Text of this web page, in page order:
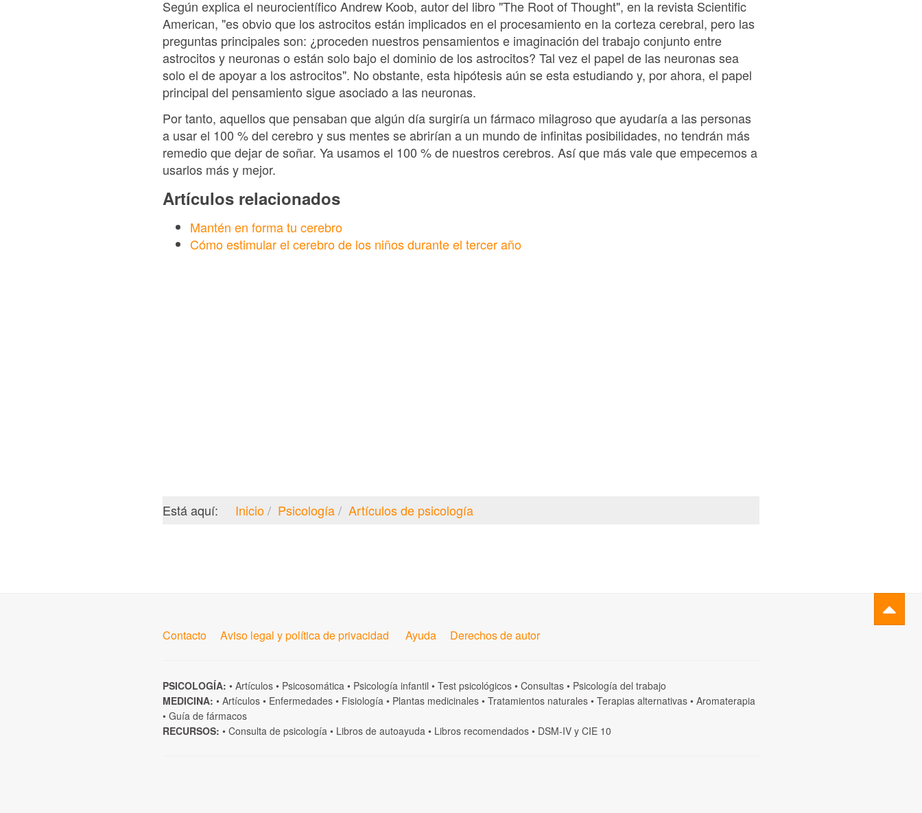
Según explica el neurocientífico Andrew Koob, autor del libro "The Root of Thought", en la revista Scientific
American, "es obvio que los astrocitos están implicados en el procesamiento en la corteza cerebral, pero las
preguntas principales son: ¿proceden nuestros pensamientos e imaginación del trabajo conjunto entre
astrocitos y neuronas o están solo bajo el dominio de los astrocitos? Tal vez el papel de las neuronas sea
solo el de apoyar a los astrocitos". No obstante, esta hipótesis aún se esta estudiando y, por ahora, el papel
principal del pensamiento sigue asociado a las neuronas.
Por tanto, aquellos que pensaban que algún día surgiría un fármaco milagroso que ayudaría a las personas
a usar el 100 % del cerebro y sus mentes se abrirían a un mundo de infinitas posibilidades, no tendrán más
remedio que dejar de soñar. Ya usamos el 100 % de nuestros cerebros. Así que más vale que empecemos a
usarlos más y mejor.
Artículos relacionados
Mantén en forma tu cerebro
Cómo estimular el cerebro de los niños durante el tercer año
Está aquí: Inicio Psicología Artículos de psicología
Contacto Aviso legal y política de privacidad Ayuda Derechos de autor
PSICOLOGÍA: • Artículos • Psicosomática • Psicología infantil • Test psicológicos • Consultas • Psicología del trabajo
MEDICINA: • Artículos • Enfermedades • Fisiología • Plantas medicinales • Tratamientos naturales • Terapias alternativas • Aromaterapia
• Guía de fármacos
RECURSOS: • Consulta de psicología • Libros de autoayuda • Libros recomendados • DSM-IV y CIE 10